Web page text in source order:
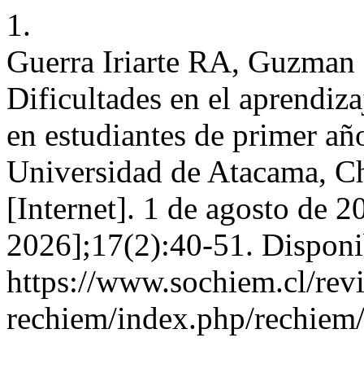
1.
Guerra Iriarte RA,
Dificultades en el
en estudiantes de primer
Universidad de Atacama,
[Internet]. 1 de agosto de
2026];17(2):40-51.
https://www.sochiem.cl/
rechiem/index.php/